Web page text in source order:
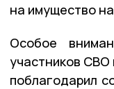
на имущество
Особое
участников СВО
поблагодарил